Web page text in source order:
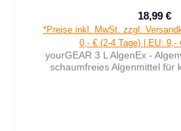
18,99 €
*Preise inkl. MwSt. zzgl.
0,- € (2-4 Tage) | EU: 9,-
yourGEAR 3 L AlgenEx -
schaumfreies Algenmittel für